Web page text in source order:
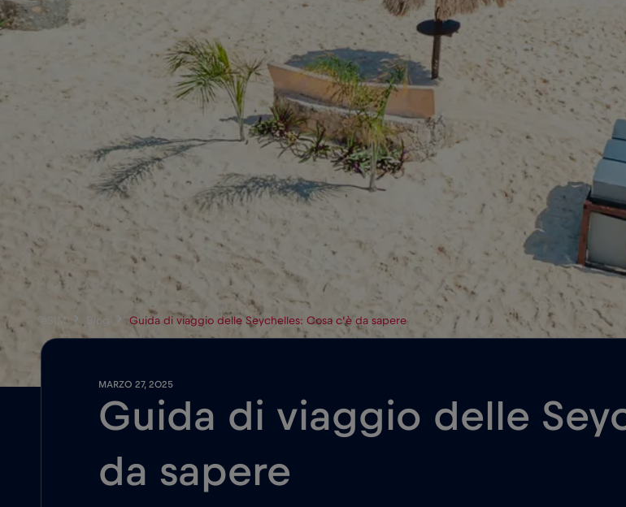
eSIM Blog Guida di viaggio delle Seychelles: Cosa c’è da sapere
MARZO 27, 2025
Guida di viaggio delle
da sapere